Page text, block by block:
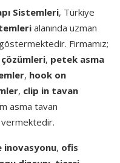
Sistemleri, Türkiye
alanında uzman
Firmamız;
, petek asma
, hook on
, clip in tavan
asma tavan
inovasyonu, ofis